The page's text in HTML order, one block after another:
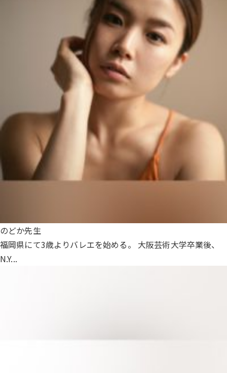
のどか先生
福岡県にて3歳よりバレエを始める。 大阪芸術大学卒業後、
N.Y...